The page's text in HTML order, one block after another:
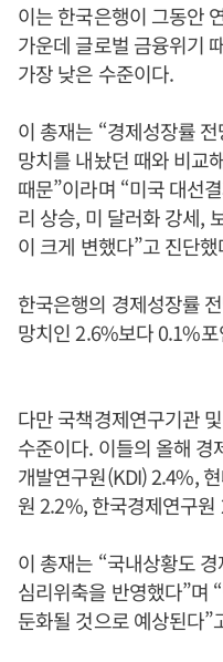
이는 한국은행이 그동안
가운데 글로벌 금융위기
가장 낮은 수준이다.
이 총재는 “경제성장률
망치를 내놨던 때와 비교
때문”이라며 “미국 대선
리 상승, 미 달러화 강세,
이 크게 변했다”고 진단
한국은행의 경제성장률
망치인 2.6%보다 0.1%
다만 국책경제연구기관
수준이다. 이들의 올해
개발연구원(KDI) 2.4%,
원 2.2%, 한국경제연구
이 총재는 “국내상황도
심리위축을 반영했다”며
둔화될 것으로 예상된다”